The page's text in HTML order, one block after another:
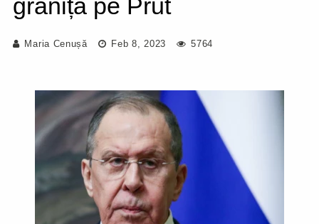
granița pe Prut
Maria Cenușă Feb 8, 2023 5764